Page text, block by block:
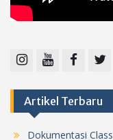
Artikel Terbaru
Dokumentasi